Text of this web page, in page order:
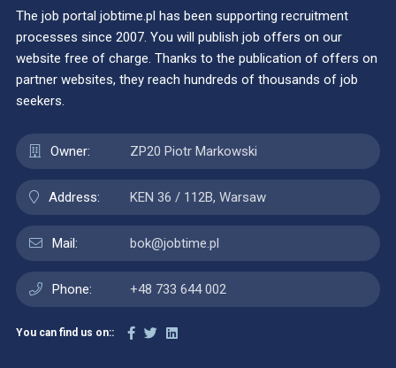
The job portal jobtime.pl has been supporting recruitment
processes since 2007. You will publish job offers on our
website free of charge. Thanks to the publication of offers on
partner websites, they reach hundreds of thousands of job
seekers.
Owner: ZP20 Piotr Markowski
Address: KEN 36 / 112B, Warsaw
Mail: bok@jobtime.pl
Phone: +48 733 644 002
You can find us on::